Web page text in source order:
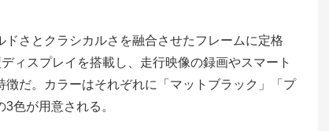
さとクラシカルさを融合させたフレームに定格
ィスプレイを搭載し、走行映像の録画やスマート
だ。カラーはそれぞれに「マットブラック」「プ
色が用意される。